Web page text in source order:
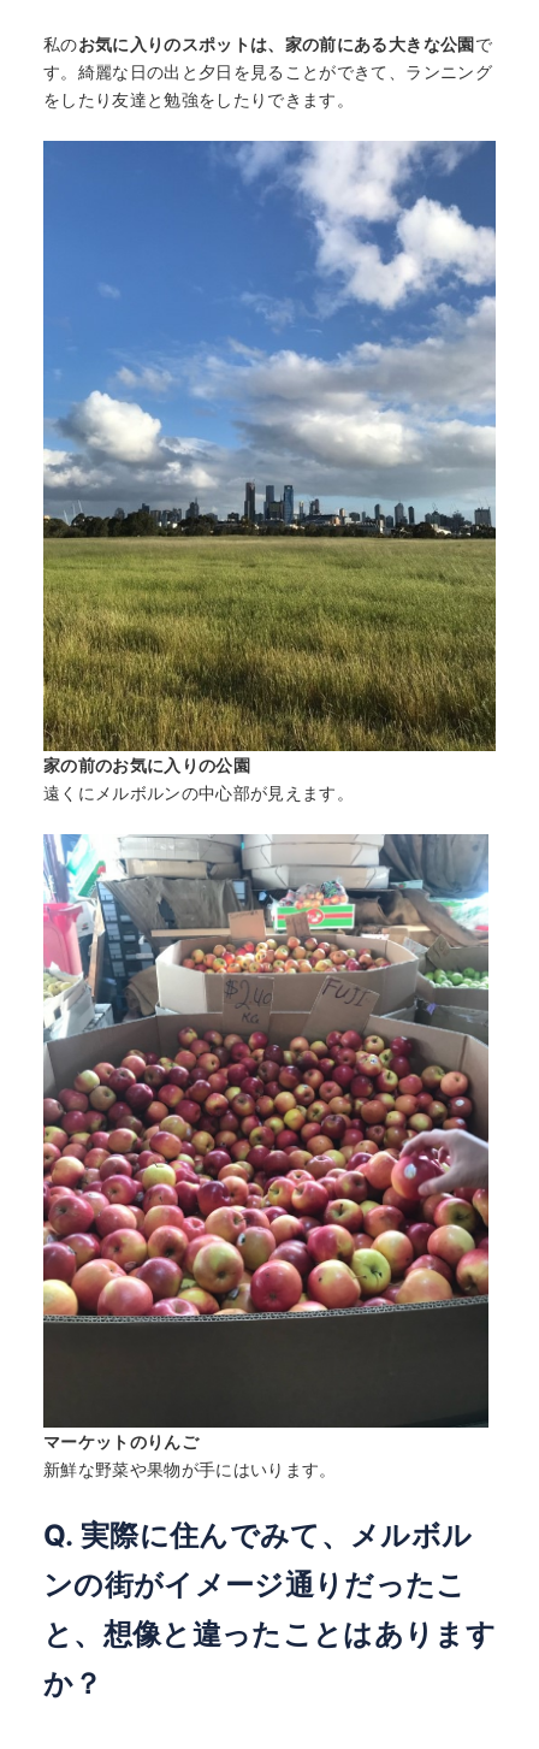
私のお気に入りのスポットは、家の前にある大きな公園で
す。綺麗な日の出と夕日を見ることができて、ランニング
をしたり友達と勉強をしたりできます。
家の前のお気に入りの公園
遠くにメルボルンの中心部が見えます。
マーケットのりんご
新鮮な野菜や果物が手にはいります。
Q. 実際に住んでみて、メルボル
ンの街がイメージ通りだったこ
と、想像と違ったことはあります
か？